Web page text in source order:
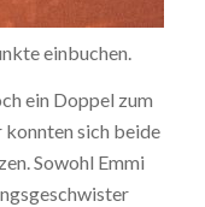
einbuchen.
ein Doppel zum
sich beide
Sowohl Emmi